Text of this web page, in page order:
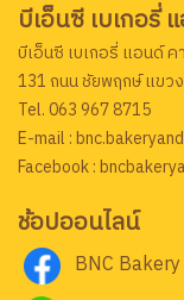
บีเอ็นซี เบเกอรี่
บีเอ็นซี เบเกอรี่ แอนด์
131 ถนน ชัยพฤกษ์ แขว
Tel. 063 967 8715
E-mail :
Facebook :
ช้อปออนไลน์
BNC